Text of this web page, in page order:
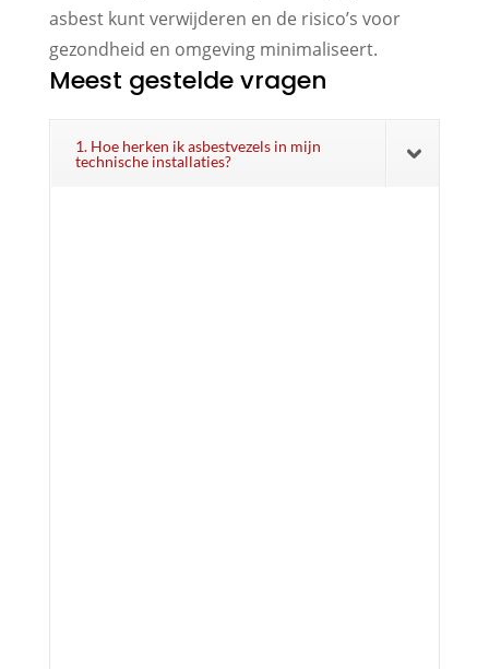
asbest kunt verwijderen en de risico’s voor
gezondheid en omgeving minimaliseert.
Meest gestelde vragen
1. Hoe herken ik asbestvezels in mijn
technische installaties?